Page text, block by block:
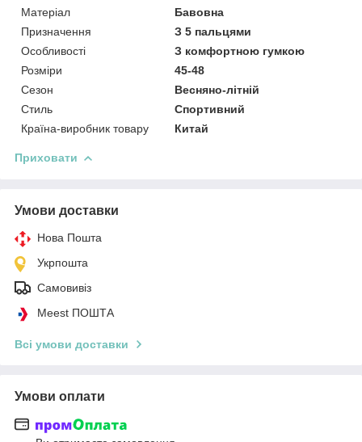
Матеріал
Бавовна
Призначення
З 5 пальцями
Особливості
З комфортною гумкою
Розміри
45-48
Сезон
Весняно-літній
Стиль
Спортивний
Країна-виробник товару
Китай
Приховати
Умови доставки
Нова Пошта
Укрпошта
Самовивіз
Meest ПОШТА
Всі умови доставки
Умови оплати